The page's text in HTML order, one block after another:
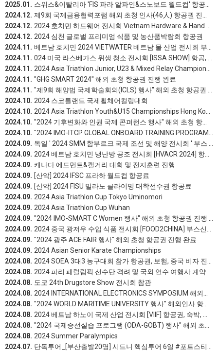
2025.01. 스위스&이탈리아 'FIS 파라 알파인&스노보드 월드컵' 항공권 진행 완료
2024.12. 제9회 국제금융협력포럼 해외 초청 인사(46人) 항공권 진행 완료
2024.12. 2024 호치민 하드웨어 전시회 Vietnam Hardware & Hand Tools 참관 (항공/보험 진행)
2024.12. 2024 심천 글로벌 프리미엄 식품 및 농산품박람회 항공권
2024.11. 베트남 호치민 2024 VIETWATER 베트남 물 산업 전시회 부스신청 대행 진행완료
2024.11. 024 미국 라스베가스 위생 청소 전시회 [ISSA SHOW] 항공, 호텔, 수송, 입장료
2024.11. 2024 Asia Triathlon Junior, U23 & Mixed Relay Championships Jubail
2024.11. "GHG SMART 2024" 해외 초청 항공권 진행 완료
2024.11. "제9회 해양법 국제학술회의(ICLS) 행사" 해외 초청 항공권 진행 완료
2024.10. 2024 스코틀랜드 국제휠체어컬링대회
2024.10. 2024 Asia Triathlon Youth&U15 Championships Hong Kong
2024.10. "2024 기후변화와 인권 국제 콘퍼런스 행사" 해외 초청 항공권 진행 완료
2024.10. "2024 IMO-ITCP GLOBAL ONBOARD TRAINING PROGRAM 행사" 초청 항공권 및 국내 여행자보험 진행
2024.09. 독일 ' 2024 SMM 함부르크 국제 조선 및 해양 전시회 ' 부스 신청 진행완료
2024.09. 2024 베트남 호치민 냉난방 공조 전시회 [HVACR 2024] 항공권, 숙박, 보험, 픽업샌딩, 참관신청 진행완료
2024.09. 캐나다 에드먼트&캘거리 대회 및 전지훈련 진행
2024.09. [산악] 2024 IFSC 프라하 월드컵 항공료
2024.09. [산악] 2024 FISU 밀라노 클라이밍 대학선수권 항공료
2024.09. 2024 Asia Triathlon Cup Tokyo Uminomori
2024.09. 2024 Asia Triathlon Cup Wuhan
2024.09. "2024 IMO-SMART C Women 행사" 해외 초청 항공권 진행 완료
2024.09. 2024 중국 광저우 수입 식품 전시회 [FOOD2CHINA] 부스신청 대행 진행완료
2024.09. "2024 광주 ACE FAIR 행사" 해외 초청 항공권 진행 완료
2024.09. 2024 Asian Senior Karate Championships
2024.08. 2024 SOEA 3대3 농구대회 참가 항공권, 보험, 중국 비자 진행 완료
2024.08. 2024 파리 패럴림픽 선수단 격려 및 국외 연수 여행사 계약
2024.08. 도쿄 24th Drugstore Show 전시회 참관
2024.08. 2024 INTERNATIONAL ELECTRONICS SYMPOSIUM 해외초청인사 항공권 발권
2024.08. "2024 WORLD MARITIME UNIVERSITY 행사" 해외인사 항공권 진행 완료
2024.08. 2024 베트남 하노이 국제 산업 전시회 [VIIF] 항공권, 숙박, 보험, 픽업샌딩, 참관신청 진행완료
2024.08. "2024 국제승선실습 프로그램 (ODA-GOBT) 행사" 해외 초청 항공권 및 국내여행자보험 진행 완료
2024.08. 2024 Summer Paralympics
2024.07. 단독투어_[부산출발20명] 시드니 핵심투어 6일 #포트스티븐스 #4WD사막투어 #돌핀크루즈 #블루마운틴 #4성급호텔 #시드니핵심관광 #시드니하버크루즈 #핫플레이스